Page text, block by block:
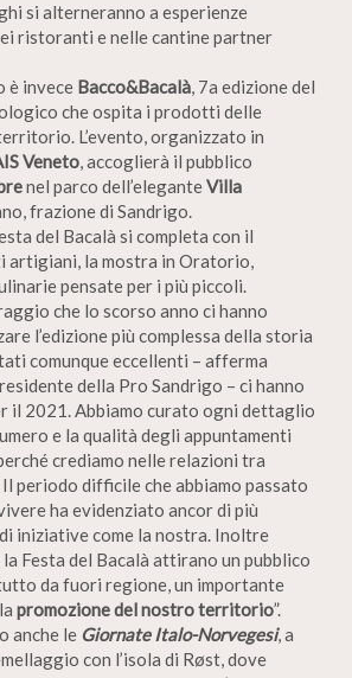
si alterneranno a esperienze
ristoranti e nelle cantine partner
è invece Bacco&Bacalà, 7a edizione del
che ospita i prodotti delle
L’evento, organizzato in
Veneto, accoglierà il pubblico
nel parco dell’eleganteVilla
frazione di Sandrigo.
del Bacalà si completa con il
artigiani, la mostra in Oratorio,
pensate per i più piccoli.
che lo scorso anno ci hanno
l’edizione più complessa della storia
comunque eccellenti – afferma
della Pro Sandrigo – ci hanno
il 2021. Abbiamo curato ogni dettaglio
e la qualità degli appuntamenti
crediamo nelle relazioni tra
periodo difficile che abbiamo passato
ha evidenziato ancor di più
iniziative come la nostra. Inoltre
Festa del Bacalà attirano un pubblico
da fuori regione, un importante
promozione del nostro territorio”.
anche le Giornate Italo-Norvegesi, a
con l’isola di Røst, dove